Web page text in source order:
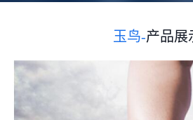
玉鸟-产品展